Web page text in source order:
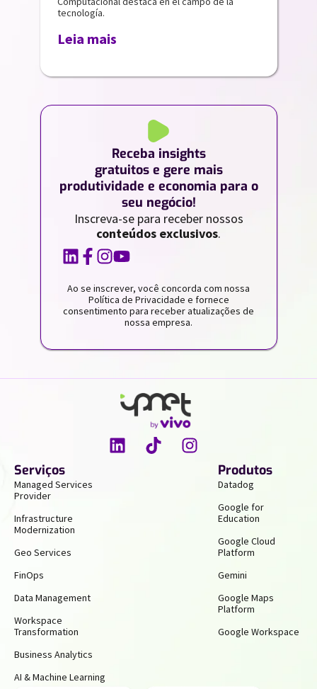
tecnología.
Leia mais
Receba insights
gratuitos e gere mais
produtividade e economia para o
seu negócio!
Inscreva-se para receber nossos
conteúdos exclusivos.
Ao se inscrever, você concorda com nossa
Política de Privacidade e fornece
consentimento para receber atualizações de
nossa empresa.
Serviços
Managed Services
Provider
Infrastructure
Modernization
Geo Services
FinOps
Data Management
Workspace
Transformation
Business Analytics
AI & Machine Learning
Produtos
Datadog
Google for
Education
Google Cloud
Platform
Gemini
Google Maps
Platform
Google Workspace